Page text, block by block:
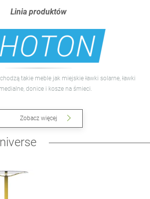
Linia produktów
takie meble jak miejskie ławki solarne, ławki
donice i kosze na śmieci.
Zobacz więcej